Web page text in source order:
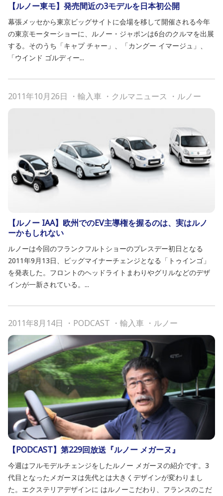
【ルノー東モ】発売間近の3モデルを日本初公開
幕張メッセから東京ビッグサイトに会場を移して開催される今年
の東京モーターショーに、ルノー・ジャポンは6台のクルマを出展
する。そのうち「キャプ チャー」、「カングー イマージュ」、
「ウインド ゴルディー...
2011年10月26日 ・ 輸入車 ・ クルマニュース ・ ルノー
【ルノー IAA】欧州でのEV主導権を握るのは、実はルノ
ーかもしれない
ルノーは今回のフランクフルトショーのプレスデー初日となる
2011年9月13日、ビッグマイナーチェンジとなる「トゥインゴ」
を発表した。フロントのヘッドライトまわりやグリルなどのデザ
インが一新されている。...
2011年8月14日 ・ PODCAST ・ 輸入車 ・ ルノー
【PODCAST】第229回放送『ルノー メガーヌ』
今週はフルモデルチェンジをしたルノー メガーヌの紹介です。3
代目となったメガーヌは先代とは大きくデザインが変わりまし
た。エクステリアデザインに はルノーこだわり、フランスのこだ